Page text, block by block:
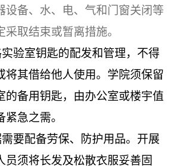
设备、水、电、气和门窗关闭等
取结束或暂离措施。
验室钥匙的配发和管理，不得
将其借给他人使用。学院须保留
的备用钥匙，由办公室或楼宇值
急之需。
要配备劳保、防护用品。开展
员须将长发及松散衣服妥善固